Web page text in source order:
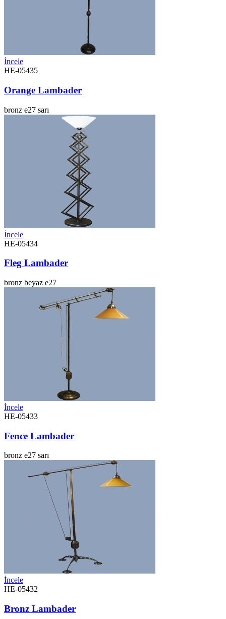
İncele
HE-05435
Orange Lambader
bronz e27 sarı
İncele
HE-05434
Fleg Lambader
bronz beyaz e27
İncele
HE-05433
Fence Lambader
bronz e27 sarı
İncele
HE-05432
Bronz Lambader